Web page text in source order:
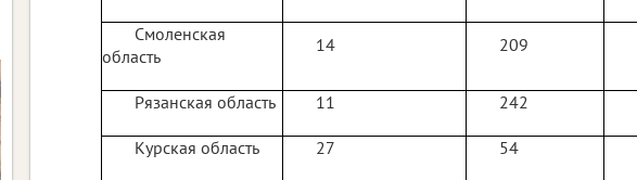
Смоленская
область
14 209
Рязанская область 11 242
Курская область 27 54